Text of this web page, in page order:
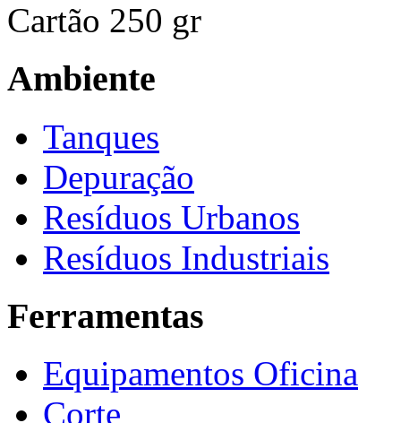
Cartão 250 gr
Ambiente
Tanques
Depuração
Resíduos Urbanos
Resíduos Industriais
Ferramentas
Equipamentos Oficina
Corte